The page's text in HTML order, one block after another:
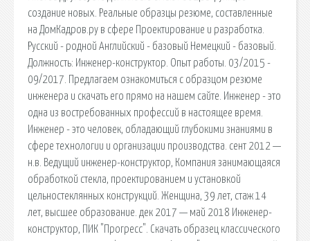
создание новых. Реальные образцы резюме, составленные
на ДомКадров.ру в сфере Проектирование и разработка.
Русский - родной Английский - базовый Немецкий - базовый.
Должность: Инженер-конструктор. Опыт работы. 03/2015 -
09/2017. Предлагаем ознакомиться с образцом резюме
инженера и скачать его прямо на нашем сайте. Инженер - это
одна из востребованных профессий в настоящее время.
Инженер - это человек, обладающий глубокими знаниями в
сфере технологии и организации производства. сент 2012 —
н.в. Ведущий инженер-конструктор, Компания занимающаяся
обработкой стекла, проектированием и установкой
цельностеклянных конструкций. Женщина, 39 лет, стаж 14
лет, высшее образование. дек 2017 — май 2018 Инженер-
конструктор, ПИК "Прогресс". Скачать образец классического